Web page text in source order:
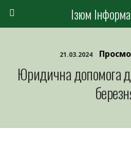
Ізюм
21.03.2024
Юридична допомога